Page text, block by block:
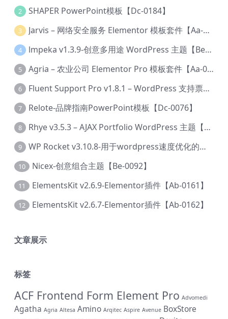
2 SHAPER PowerPoint模板【Dc-0184】
3 Jarvis – 网络安全服务 Elementor 模板套件【Aa-0035】
4 lmpeka v1.3.9-创意多用途 WordPress 主题【Be-0064】
5 Agria – 农业公司 Elementor Pro 模板套件【Aa-0003】
6 Fluent Support Pro v1.8.1 – WordPress 支持票务系统【Cc-0041】
7 Relote-品牌指南PowerPoint模板【Dc-0076】
8 Rhye v3.5.3 – AJAX Portfolio WordPress 主题【Bi-0049】
9 WP Rocket v3.10.8-用于wordpress速度优化的缓存加速插件【Cd-0019】
10 Nicex-创意组合主题【Be-0092】
11 ElementsKit v2.6.9-Elementor插件【Ab-0161】
12 ElementsKit v2.6.7-Elementor插件【Ab-0162】
文章展示
标签
ACF Frontend Form Element Pro Advomedi
Agatha Agria Altesa Amino Arqitec Aspire Avenue BoxStore